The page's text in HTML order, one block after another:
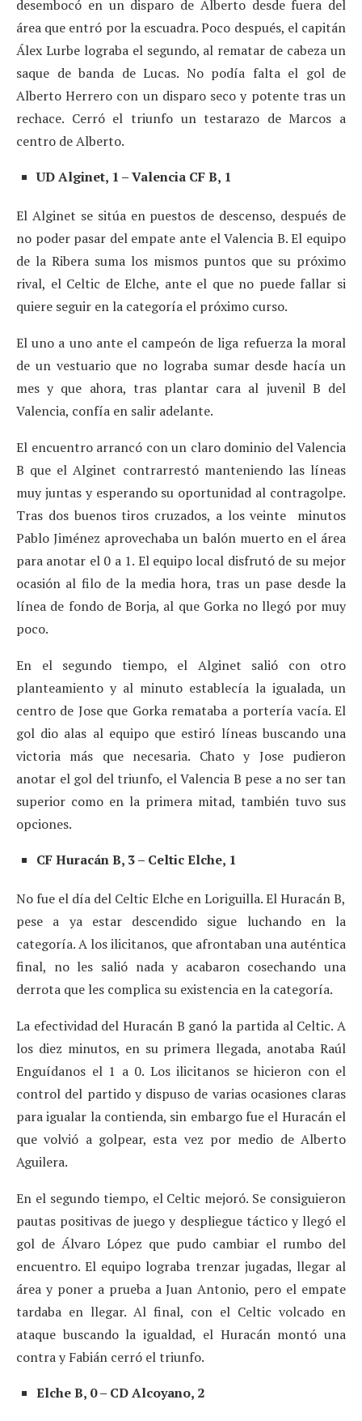
desembocó en un disparo de Alberto desde fuera del
área que entró por la escuadra. Poco después, el capitán
Álex Lurbe lograba el segundo, al rematar de cabeza un
saque de banda de Lucas. No podía falta el gol de
Alberto Herrero con un disparo seco y potente tras un
rechace. Cerró el triunfo un testarazo de Marcos a
centro de Alberto.
UD Alginet, 1 – Valencia CF B, 1
El Alginet se sitúa en puestos de descenso, después de
no poder pasar del empate ante el Valencia B. El equipo
de la Ribera suma los mismos puntos que su próximo
rival, el Celtic de Elche, ante el que no puede fallar si
quiere seguir en la categoría el próximo curso.
El uno a uno ante el campeón de liga refuerza la moral
de un vestuario que no lograba sumar desde hacía un
mes y que ahora, tras plantar cara al juvenil B del
Valencia, confía en salir adelante.
El encuentro arrancó con un claro dominio del Valencia
B que el Alginet contrarrestó manteniendo las líneas
muy juntas y esperando su oportunidad al contragolpe.
Tras dos buenos tiros cruzados, a los veinte minutos
Pablo Jiménez aprovechaba un balón muerto en el área
para anotar el 0 a 1. El equipo local disfrutó de su mejor
ocasión al filo de la media hora, tras un pase desde la
línea de fondo de Borja, al que Gorka no llegó por muy
poco.
En el segundo tiempo, el Alginet salió con otro
planteamiento y al minuto establecía la igualada, un
centro de Jose que Gorka remataba a portería vacía. El
gol dio alas al equipo que estiró líneas buscando una
victoria más que necesaria. Chato y Jose pudieron
anotar el gol del triunfo, el Valencia B pese a no ser tan
superior como en la primera mitad, también tuvo sus
opciones.
CF Huracán B, 3 – Celtic Elche, 1
No fue el día del Celtic Elche en Loriguilla. El Huracán B,
pese a ya estar descendido sigue luchando en la
categoría. A los ilicitanos, que afrontaban una auténtica
final, no les salió nada y acabaron cosechando una
derrota que les complica su existencia en la categoría.
La efectividad del Huracán B ganó la partida al Celtic. A
los diez minutos, en su primera llegada, anotaba Raúl
Enguídanos el 1 a 0. Los ilicitanos se hicieron con el
control del partido y dispuso de varias ocasiones claras
para igualar la contienda, sin embargo fue el Huracán el
que volvió a golpear, esta vez por medio de Alberto
Aguilera.
En el segundo tiempo, el Celtic mejoró. Se consiguieron
pautas positivas de juego y despliegue táctico y llegó el
gol de Álvaro López que pudo cambiar el rumbo del
encuentro. El equipo lograba trenzar jugadas, llegar al
área y poner a prueba a Juan Antonio, pero el empate
tardaba en llegar. Al final, con el Celtic volcado en
ataque buscando la igualdad, el Huracán montó una
contra y Fabián cerró el triunfo.
Elche B, 0 – CD Alcoyano, 2